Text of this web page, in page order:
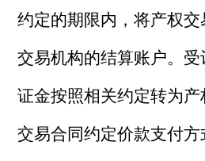
约定的期限内，将产权
交易机构的结算账户。
证金按照相关约定转为
交易合同约定价款支付方